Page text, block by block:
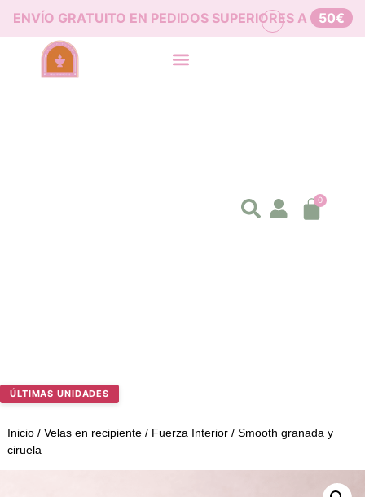
ENVÍO GRATUITO EN PEDIDOS SUPERIORES A 50€
0
ÚLTIMAS UNIDADES
Inicio/ Velas en recipiente/ Fuerza Interior/ Smooth granada y
ciruela